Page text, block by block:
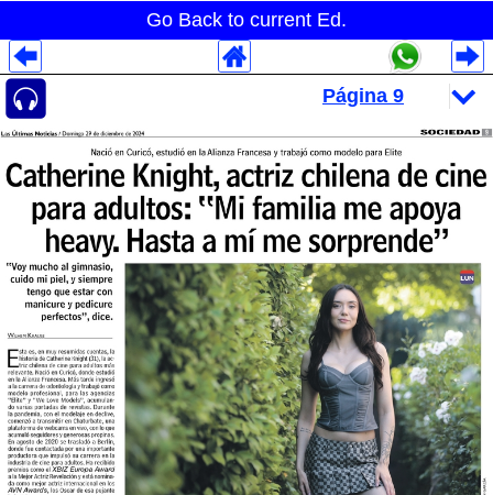
Go Back to current Ed.
Despliegues Analytics
Despliegues Totales
Despliegues por Rubros